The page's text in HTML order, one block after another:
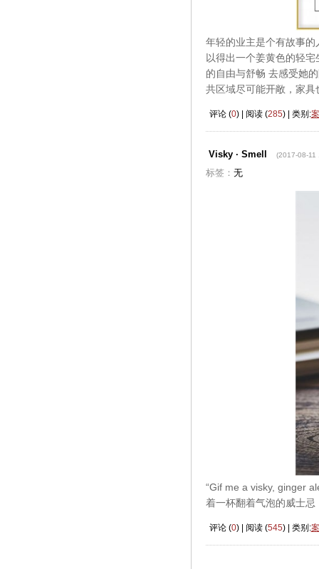
年轻的业主是个有故事
以得出一个姜黄色的轻
的自由与舒畅 去感受她
共区域尽可能开敞，家
评论 (0) | 阅读 (285) | 类别:
Visky · Smell (2017-08-11
标签： 无
“Gif me a visky, ginger
着一杯翻着气泡的威士
评论 (0) | 阅读 (545) | 类别: